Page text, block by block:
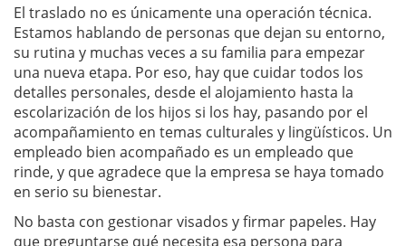
El traslado no es únicamente una operación técnica.
Estamos hablando de personas que dejan su entorno,
su rutina y muchas veces a su familia para empezar
una nueva etapa. Por eso, hay que cuidar todos los
detalles personales, desde el alojamiento hasta la
escolarización de los hijos si los hay, pasando por el
acompañamiento en temas culturales y lingüísticos. Un
empleado bien acompañado es un empleado que
rinde, y que agradece que la empresa se haya tomado
en serio su bienestar.
No basta con gestionar visados y firmar papeles. Hay
que preguntarse qué necesita esa persona para